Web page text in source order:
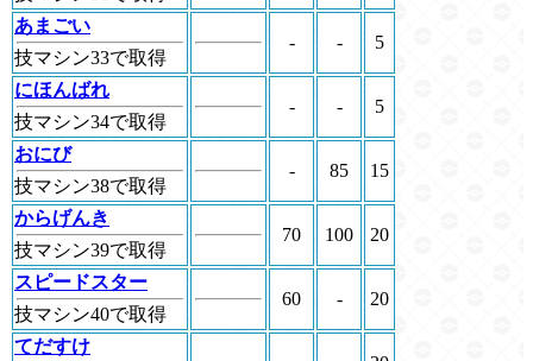
あまごい
技マシン33で取得
- - 5
にほんばれ
技マシン34で取得
- - 5
おにび
技マシン38で取得
- 85 15
からげんき
技マシン39で取得
70 100 20
スピードスター
技マシン40で取得
60 - 20
てだすけ